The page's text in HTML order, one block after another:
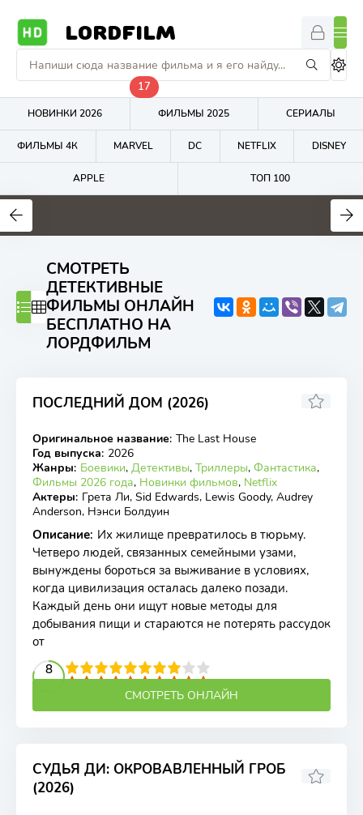
LORDFILM
НОВИНКИ 2026
17
ФИЛЬМЫ 2025 СЕРИАЛЫ
ФИЛЬМЫ 4К MARVEL DC NETFLIX DISNEY
APPLE ТОП 100
7
СМОТРЕТЬ
ДЕТЕКТИВНЫЕ
ФИЛЬМЫ ОНЛАЙН
БЕСПЛАТНО НА
ЛОРДФИЛЬМ
ПОСЛЕДНИЙ ДОМ (2026)
WEB-DL
Оригинальное название: The Last House
Год выпуска: 2026
Жанры: Боевики, Детективы, Триллеры, Фантастика,
Фильмы 2026 года, Новинки фильмов, Netflix
Актеры: Грета Ли, Sid Edwards, Lewis Goody, Audrey
Anderson, Нэнси Болдуин
Описание: Их жилище превратилось в тюрьму.
Четверо людей, связанных семейными узами,
вынуждены бороться за выживание в условиях,
когда цивилизация осталась далеко позади.
Каждый день они ищут новые методы для
добывания пищи и стараются не потерять рассудок
от
8
4 5 6 7 8 9 10
СМОТРЕТЬ ОНЛАЙН
СУДЬЯ ДИ: ОКРОВАВЛЕННЫЙ ГРОБ
(2026)